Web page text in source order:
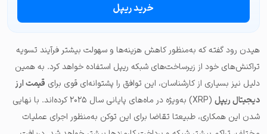
خرید ریپل
هیدن رود گفته که به‌منظور کاهش هزینه‌ها و سهولت بیشتر فرآیند تسویه
تراکنش‌های خود از زیرساخت‌های شبکه ریپل استفاده خواهد کرد. به همین
دلیل نیز بسیاری از کارشناسان، این توافق را پشتوانه‌ای قوی برای قیمت ارز
دیجیتال ریپل
(XRP) به‌ویژه در ماه‌های پایانی سال ۲۰۲۵ کرده‌اند. با نهایی
شدن این همکاری، طبیعتا تقاضا برای این توکن به‌منظور اجرای عملیات